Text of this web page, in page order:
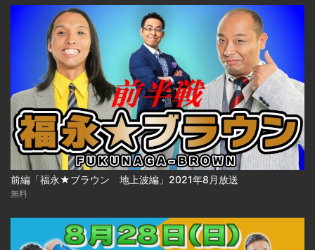
前編「福永★ブラウン 地上波編」2021年8月放送
無料